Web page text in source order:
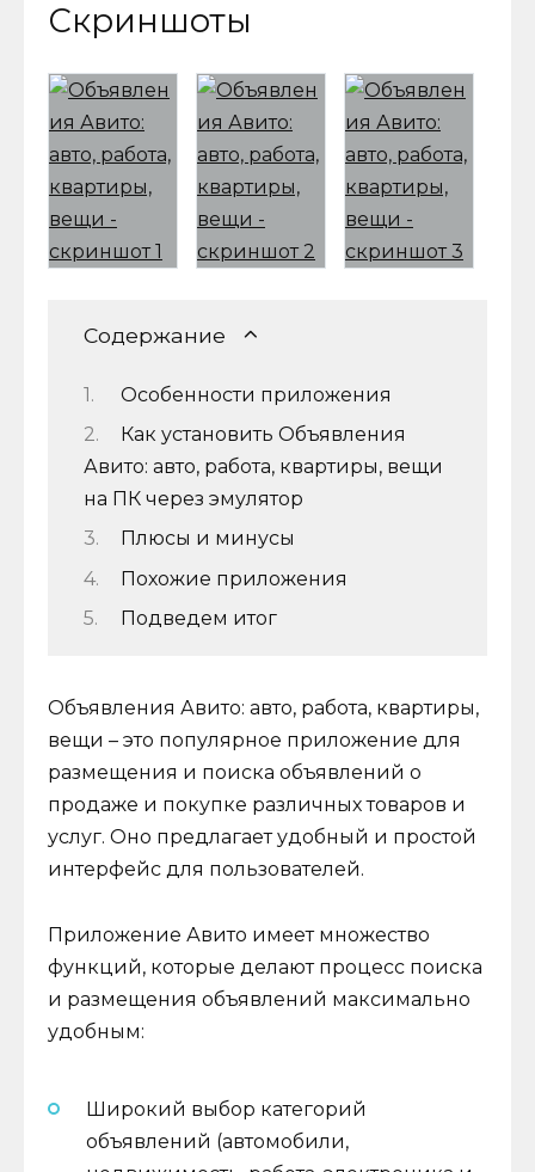
Скриншоты
Содержание
Особенности приложения
Как установить Объявления
Авито: авто, работа, квартиры, вещи
на ПК через эмулятор
Плюсы и минусы
Похожие приложения
Подведем итог
Объявления Авито: авто, работа, квартиры,
вещи – это популярное приложение для
размещения и поиска объявлений о
продаже и покупке различных товаров и
услуг. Оно предлагает удобный и простой
интерфейс для пользователей.
Приложение Авито имеет множество
функций, которые делают процесс поиска
и размещения объявлений максимально
удобным:
Широкий выбор категорий
объявлений (автомобили,